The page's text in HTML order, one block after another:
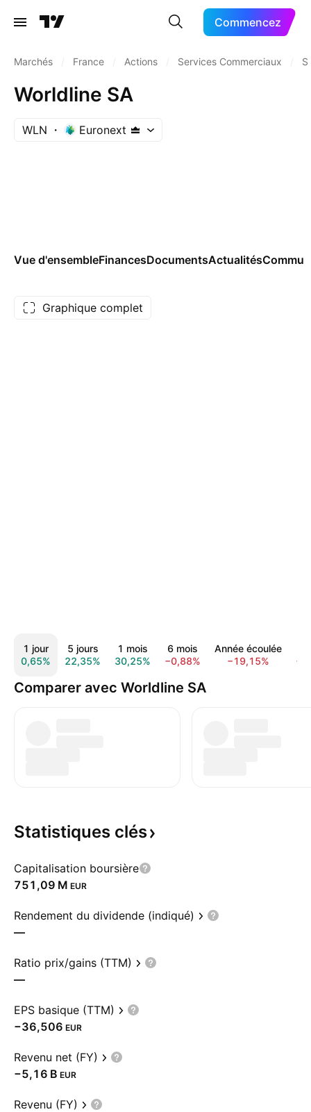
Commencez
Marchés France Actions Services Commerciaux
Worldline SA
WLN Euronext
Vue d'ensembleFinancesDocumentsActualités
Graphique complet
1 jour
0,65%
5 jours
22,35%
1 mois
30,25%
6 mois
−0,88%
Année écoulée
−19,15%
Comparer avec Worldline SA
Statistiques clés
Capitalisation boursière
‪751,09 M‬ EUR
Rendement du dividende (indiqué)
—
Ratio prix/gains (TTM)
—
EPS basique (TTM)
−36,506 EUR
Revenu net (FY)
‪−5,16 B‬ EUR
Revenu (FY)